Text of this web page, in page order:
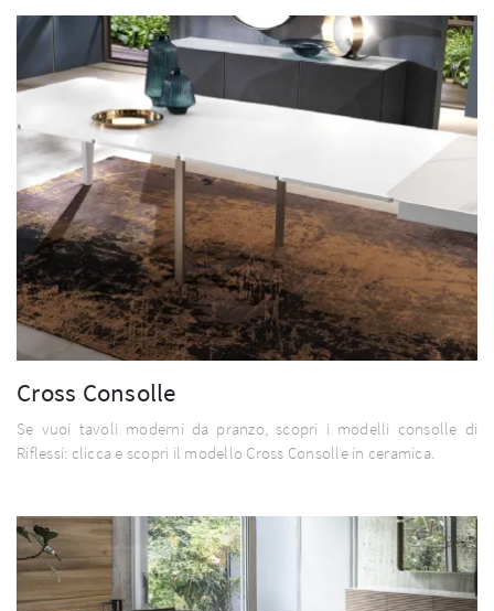
Cross Consolle
Se vuoi tavoli moderni da pranzo, scopri i modelli consolle di
Riflessi: clicca e scopri il modello Cross Consolle in ceramica.